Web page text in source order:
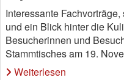
Interessante
und ein Blick hinter die
Besucherinnen und
Stammtisches am 19.
Weiterlesen